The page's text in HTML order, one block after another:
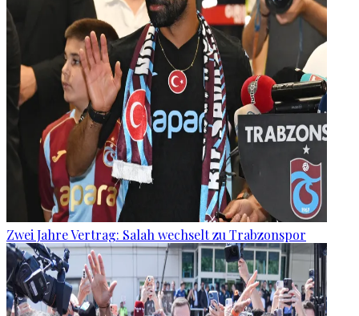
Zwei Jahre Vertrag: Salah wechselt zu Trabzonspor